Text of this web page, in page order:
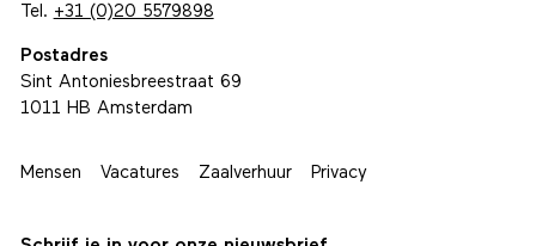
Tel. +31 (0)20 5579898
Postadres
Sint Antoniesbreestraat 69
1011 HB Amsterdam
Mensen Vacatures Zaalverhuur Privacy